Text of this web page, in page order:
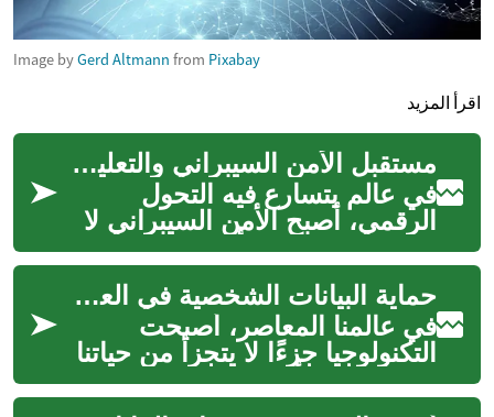
Image byGerd Altmann from Pixabay
اقرأ المزيد
مستقبل الأمن السيبراني والتعليم الرقمي
في عالم يتسارع فيه التحول
الرقمي، أصبح الأمن السيبراني لا
غنى عنه لحماية الأصول الرقمية
والأنظمة الحيوية. مع كل ابتكا...
حماية البيانات الشخصية في العصر الرقمي
في عالمنا المعاصر، أصبحت
التكنولوجيا جزءًا لا يتجزأ من حياتنا
اليومية، مما أدى إلى زيادة هائلة
في حجم البيانات الشخصي...